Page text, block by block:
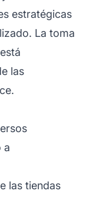
estratégicas
La toma
las
a
las tiendas